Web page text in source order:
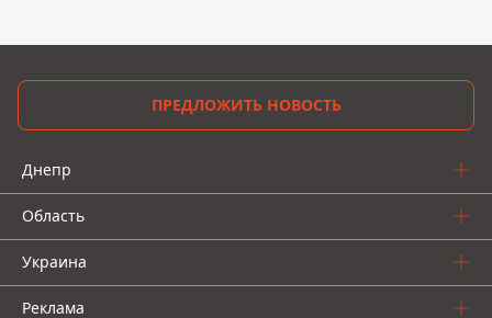
ПРЕДЛОЖИТЬ НОВОСТЬ
Днепр
Область
Украина
Реклама